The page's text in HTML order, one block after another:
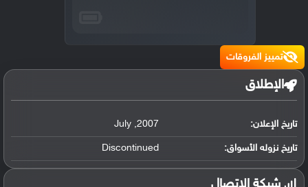
تمييز الفروقات
الإطلاق
تاريخ الإعلان: 2007
,
July
تاريخ نزوله الأسواق: Discontinued